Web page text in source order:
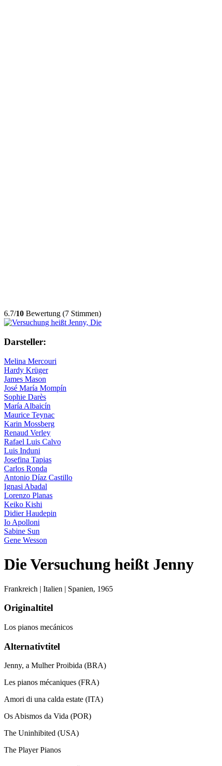
6.7/10 Bewertung (7 Stimmen)
Darsteller:
Melina Mercouri
Hardy Krüger
James Mason
José María Mompín
Sophie Darès
María Albaicín
Maurice Teynac
Karin Mossberg
Renaud Verley
Rafael Luis Calvo
Luis Induni
Josefina Tapias
Carlos Ronda
Antonio Díaz Castillo
Ignasi Abadal
Lorenzo Planas
Keiko Kishi
Didier Haudepin
Io Apolloni
Sabine Sun
Gene Wesson
Die Versuchung heißt Jenny
Frankreich | Italien | Spanien, 1965
Originaltitel
Los pianos mecánicos
Alternativtitel
Jenny, a Mulher Proibida (BRA)
Les pianos mécaniques (FRA)
Amori di una calda estate (ITA)
Os Abismos da Vida (POR)
The Uninhibited (USA)
The Player Pianos